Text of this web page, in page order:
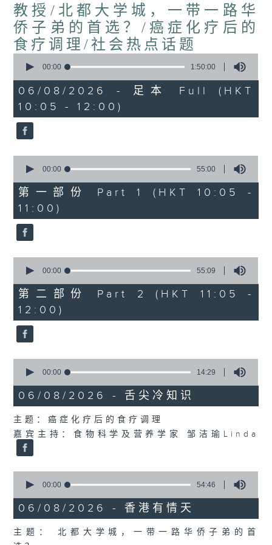
教授/北都大学城，一带一路华
侨子弟的首选？/癌症化疗后的
食疗调理/社会热点话题
seconds
1
hour,
50
minutes,
0
seconds
00:00 1:50:00
06/08/2026 - 足本 Full (HKT
10:05 - 12:00)
seconds
55
minutes,
0
seconds
00:00 55:00
第一部份 Part 1 (HKT 10:05 -
11:00)
seconds
55
minutes,
9
seconds
00:00 55:09
第二部份 Part 2 (HKT 11:05 -
12:00)
seconds
14
minutes,
seconds
00:00 14:29
06/08/2026 - 舌尖冷知识
主题：癌症化疗后的食疗调理
嘉宾主持：食物科学及营养学家 邹洁瑜Linda
seconds
54
minutes,
seconds
00:00 54:46
06/08/2026 - 香港有情天
主题： 北都大学城，一带一路华侨子弟的首